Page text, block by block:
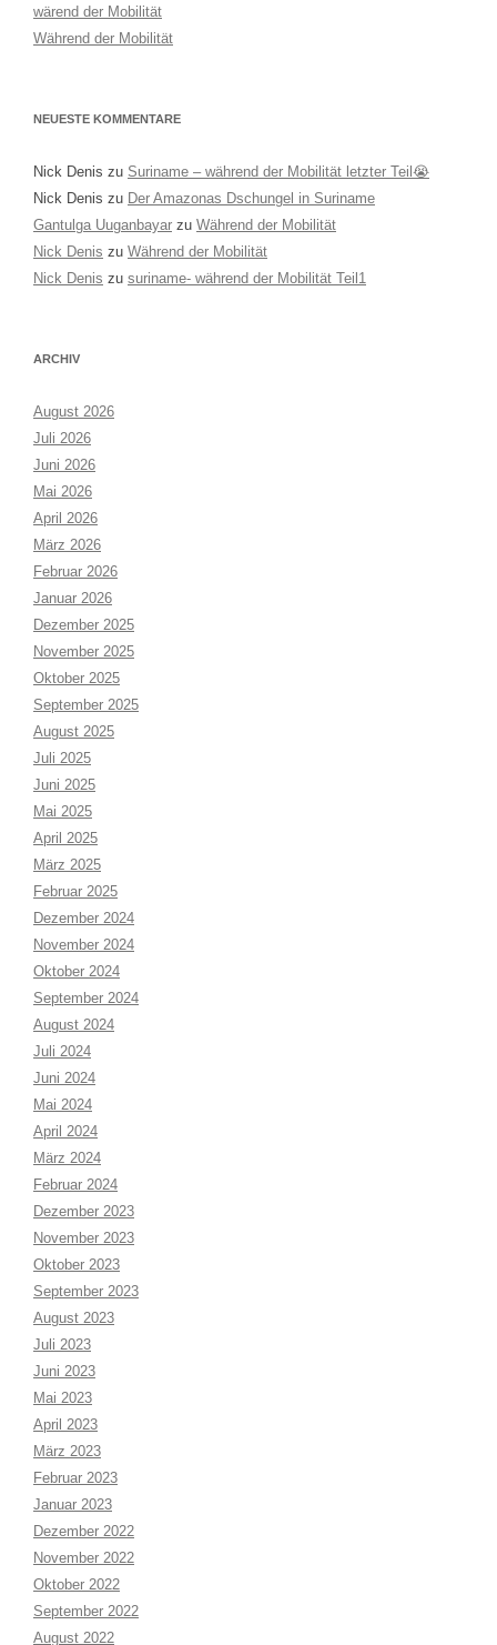
wärend der Mobilität
Während der Mobilität
NEUESTE KOMMENTARE
Nick Denis zu Suriname – während der Mobilität letzter Teil😭
Nick Denis zu Der Amazonas Dschungel in Suriname
Gantulga Uuganbayar zu Während der Mobilität
Nick Denis zu Während der Mobilität
Nick Denis zu suriname- während der Mobilität Teil1
ARCHIV
August 2026
Juli 2026
Juni 2026
Mai 2026
April 2026
März 2026
Februar 2026
Januar 2026
Dezember 2025
November 2025
Oktober 2025
September 2025
August 2025
Juli 2025
Juni 2025
Mai 2025
April 2025
März 2025
Februar 2025
Dezember 2024
November 2024
Oktober 2024
September 2024
August 2024
Juli 2024
Juni 2024
Mai 2024
April 2024
März 2024
Februar 2024
Dezember 2023
November 2023
Oktober 2023
September 2023
August 2023
Juli 2023
Juni 2023
Mai 2023
April 2023
März 2023
Februar 2023
Januar 2023
Dezember 2022
November 2022
Oktober 2022
September 2022
August 2022